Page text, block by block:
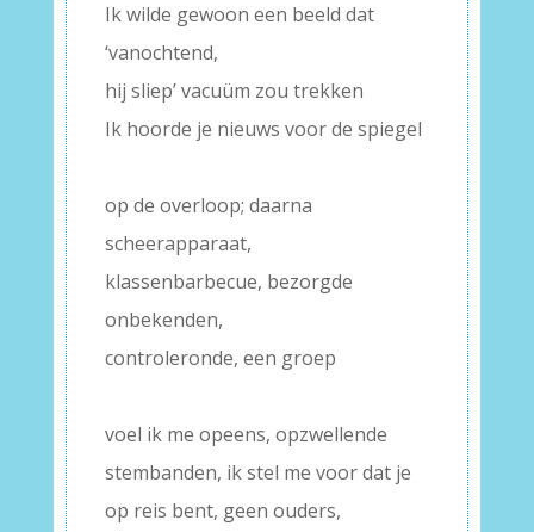
Ik wilde gewoon een beeld dat
‘vanochtend,
hij sliep’ vacuüm zou trekken
Ik hoorde je nieuws voor de spiegel
op de overloop; daarna
scheerapparaat,
klassenbarbecue, bezorgde
onbekenden,
controleronde, een groep
voel ik me opeens, opzwellende
stembanden, ik stel me voor dat je
op reis bent, geen ouders,